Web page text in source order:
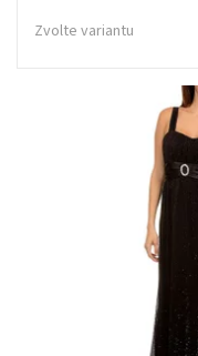
Zvolte variantu